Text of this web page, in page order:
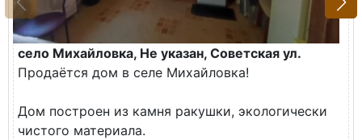
село Михайловка, Не указан, Советская ул.
Продаётся дом в селе Михайловка!
Дом построен из камня ракушки, экологически
чистого материала.